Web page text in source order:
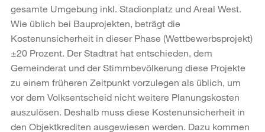
gesamte Umgebung inkl. Stadionplatz und Areal West.
Wie üblich bei Bauprojekten, beträgt die
Kostenunsicherheit in dieser Phase (Wettbewerbsprojekt)
±20 Prozent. Der Stadtrat hat entschieden, dem
Gemeinderat und der Stimmbevölkerung diese Projekte
zu einem früheren Zeitpunkt vorzulegen als üblich, um
vor dem Volksentscheid nicht weitere Planungskosten
auszulösen. Deshalb muss diese Kostenunsicherheit in
den Objektkrediten ausgewiesen werden. Dazu kommen